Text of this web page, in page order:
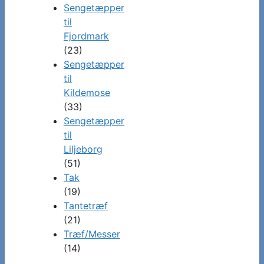
Sengetæpper
til
Fjordmark
(23)
Sengetæpper
til
Kildemose
(33)
Sengetæpper
til
Liljeborg
(51)
Tak
(19)
Tantetræf
(21)
Træf/Messer
(14)